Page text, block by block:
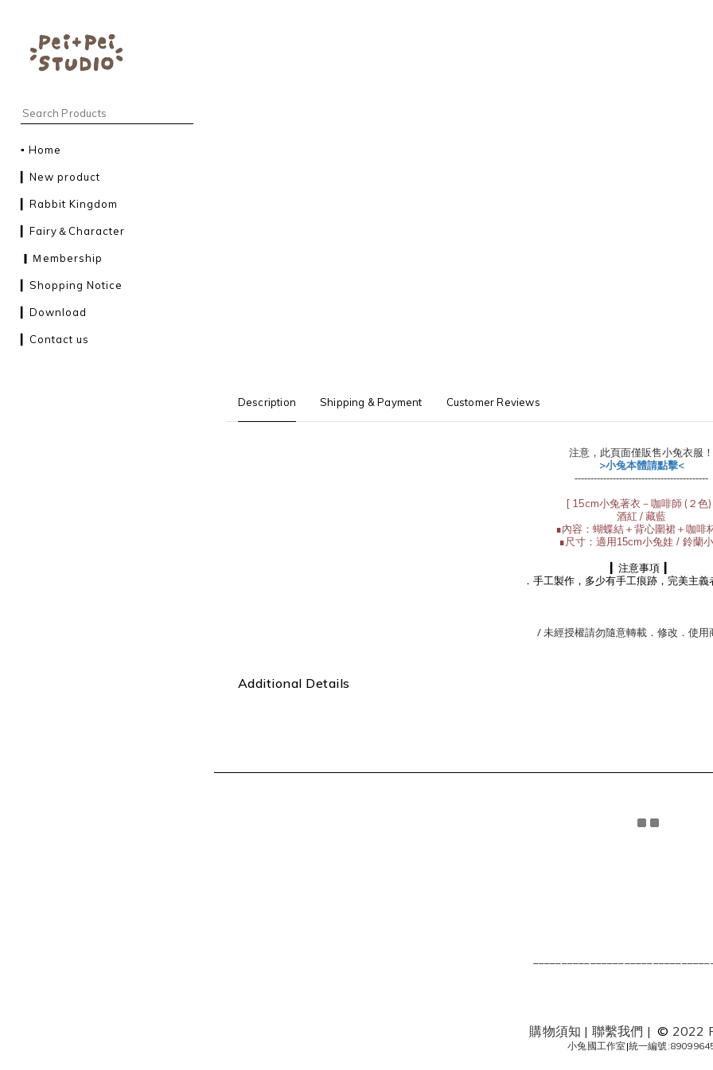
▪︎ Home
▎New product
▎Rabbit Kingdom
▎Fairy＆Character
▎Ｍembership
▎Shopping Notice
▎Download
▎Contact us
Description Shipping & Payment Customer Reviews
注意，此頁面僅販售小兔衣服！
>小兔本體請點擊<
------------------------------------------
[ 15cm小兔著衣－咖啡師 (２色)
酒紅 / 藏藍
∎內容：蝴蝶結＋背心圍裙＋咖啡
∎尺寸：適用15cm小兔娃 / 鈴蘭
▎注意事項
．手工製作，多少有手工痕跡，完美主義
/ 未經授權請勿隨意轉載．修改．使用
Additional Details
購物須知 | 聯繫我們 |© 2022
小兔國工作室|統一編號